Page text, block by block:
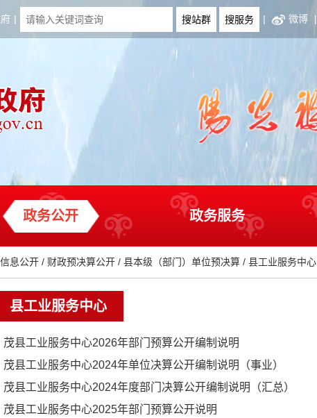
| | 微博 |
政务公开 政务服务
息公开 / 财政预决算公开 / 县本级（部门）单位预决算 / 县工业服务中心
县工业服务中心
茂县工业服务中心2026年部门预算公开编制说明
茂县工业服务中心2024年单位决算公开编制说明（事业）
茂县工业服务中心2024年度部门决算公开编制说明（汇总）
茂县工业服务中心2025年部门预算公开说明